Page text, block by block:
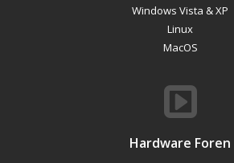
Windows Vista & XP
Linux
MacOS
Hardware Foren